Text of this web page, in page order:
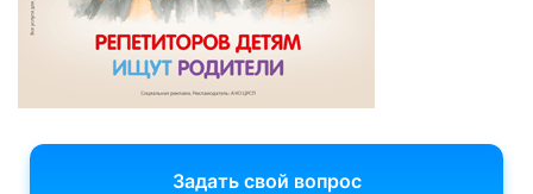
Задать свой вопрос